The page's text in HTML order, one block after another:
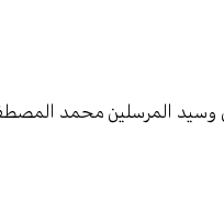
وسید المرسلین محمد